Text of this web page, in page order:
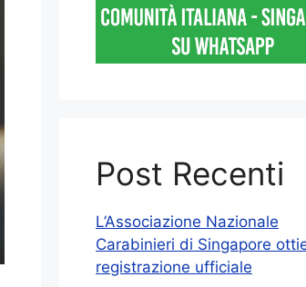
Post Recenti
L’Associazione Nazionale
Carabinieri di Singapore
registrazione ufficiale